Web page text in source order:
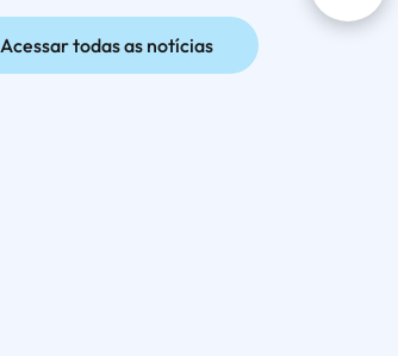
Acessar todas as notícias